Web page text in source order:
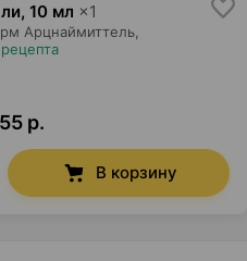
, 10 мл ×1
Арцнаймиттель,
р.
В корзину